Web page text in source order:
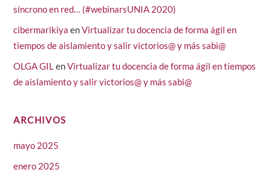
síncrono en red… (#webinarsUNIA 2020)
cibermarikiya enVirtualizar tu docencia de forma ágil en
tiempos de aislamiento y salir victorios@ y más sabi@
OLGA GILenVirtualizar tu docencia de forma ágil en tiempos
de aislamiento y salir victorios@ y más sabi@
ARCHIVOS
mayo 2025
enero 2025